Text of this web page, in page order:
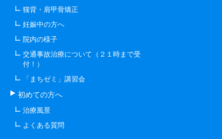
猫背・肩甲骨矯正
妊娠中の方へ
院内の様子
交通事故治療について（２１時まで受
付！）
「まちゼミ」講習会
初めての方へ
治療風景
よくある質問